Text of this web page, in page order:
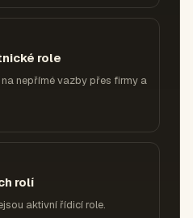
role
nepřímé vazby přes firmy a
rolí
aktivní řídicí role.